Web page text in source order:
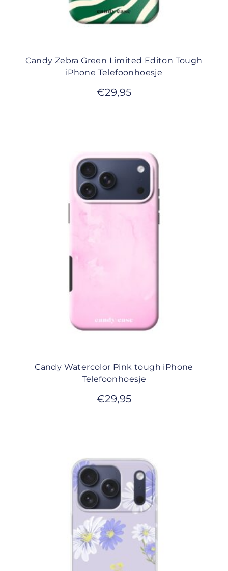
Candy Zebra Green Limited Editon Tough
iPhone Telefoonhoesje
€29,95
Candy Watercolor Pink tough iPhone
Telefoonhoesje
€29,95